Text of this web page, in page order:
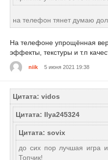
на телефон тянет думаю
На телефоне упрощённая
эффекты, текстуры и т.п
niik 5 июня 2021 19:38
Цитата: vidos
Цитата: Ilya245324
Цитата: sovix
до сих пор лучшая игра
Топчик!